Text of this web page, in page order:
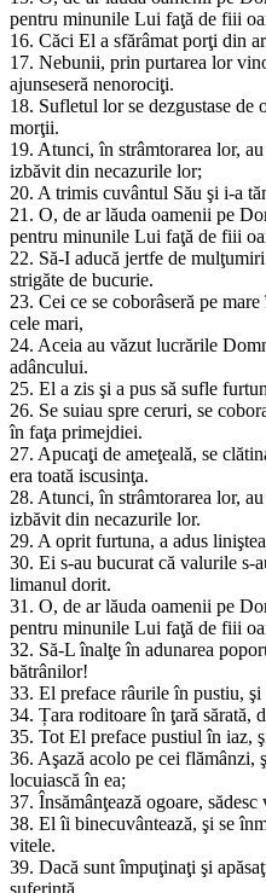
pentru minunile Lui faţă de fiii
16. Căci El a sfărâmat porţi din
17. Nebunii, prin purtarea lor
ajunseseră nenorociţi.
18. Sufletul lor se dezgustase de
morţii.
19. Atunci, în strâmtorarea lor,
izbăvit din necazurile lor;
20. A trimis cuvântul Său şi i-a
21. O, de ar lăuda oamenii pe
pentru minunile Lui faţă de fiii
22. Să-I aducă jertfe de
strigăte de bucurie.
23. Cei ce se coborâseră pe
cele mari,
24. Aceia au văzut lucrările
adâncului.
25. El a zis şi a pus să sufle
26. Se suiau spre ceruri, se
în faţa primejdiei.
27. Apucaţi de ameţeală, se
era toată iscusinţa.
28. Atunci, în strâmtorarea lor,
izbăvit din necazurile lor.
29. A oprit furtuna, a adus
30. Ei s-au bucurat că valurile
limanul dorit.
31. O, de ar lăuda oamenii pe
pentru minunile Lui faţă de fiii
32. Să-L înalţe în adunarea
bătrânilor!
33. El preface râurile în pustiu, şi
34. Țara roditoare în ţară
35. Tot El preface pustiul în iaz,
36. Aşază acolo pe cei flămânzi,
locuiască în ea;
37. Însămânţează ogoare,
38. El îi binecuvântează, şi se
vitele.
39. Dacă sunt împuţinaţi şi